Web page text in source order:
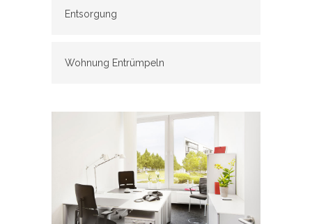
Entsorgung
Wohnung Entrümpeln